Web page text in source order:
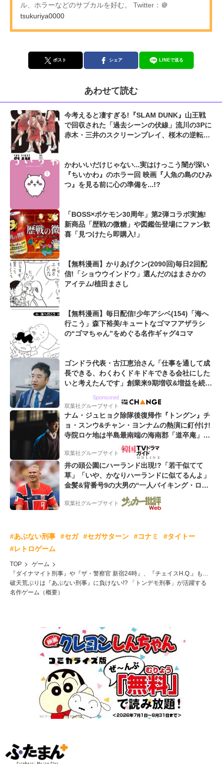
ル、ホラーなどのサブカルを好む。 Twitter： ＠
tsukuriya0000
ポスト シェア LINEで送る
あわせて読む
今考えると凄すぎる!『SLAM DUNK』山王戦
で回収された「過去シーンの伏線」流川の3Pに
赤木・三井のスクリーンプレイ、桜木の逆転シ
かわいいだけじゃない...実はけっこう闇が深い
『ちいかわ』のホラー回 映画『人魚の島のひみ
つ』を見る前に心の準備を...!?
「BOSS×ポケモン30周年」第2弾コラボ実施!
新商品「歴戦の微糖」や図鑑缶登場にファン歓
喜「見つけたら即購入!」
【無料漫画】かりあげクン(2090回)毎日2回配
信!「ショウウインドウ」選んだのはまさかの
アイテム/植田まさし
【無料漫画】毎日配信!少年アシベ(154)「海へ
行こう」森下裕美/キュートなゴマフアザラシ
の“ゴマちゃん”をめぐる名作ギャグ4コマ
ゴンドラ代表・古江恵治さん「仕事を通して成
長できる、わくわくドキドキできる会社にした
いと考えたんです」創業来9期増収&増益を続け
Sponsored
双葉社グループサイト
ナム・ジュヒョク除隊後復帰作『トングン』チ
ョ・スンウ&チャン・ヨンナムの熱演に釘付け!
寺院ロケ地は半島最南端の海南郡「道卒庵」
【韓ドラから始める韓国旅行】
双葉社グループサイト
井の頭公園にハーランド出現!?「若干似てて
草」「いや、かなりハーランドに似てるんよ」
金髪&背番号9の大男の“一人バイキング・ロ
ー”映像が話題!「元気をもらった」
双葉社グループサイト
#あぶない刑事 #セガ #セガサターン #コナミ
#タイトー
#レトロゲーム
TOP
ゲーム
『ダイナマイト刑事』や『ザ・警察官 新宿24時』、『チェイスH.Q.』も…
破天荒ぶりは『あぶない刑事』に負けない!? 「トンデモ刑事」が活躍する
名作ゲーム（概要）